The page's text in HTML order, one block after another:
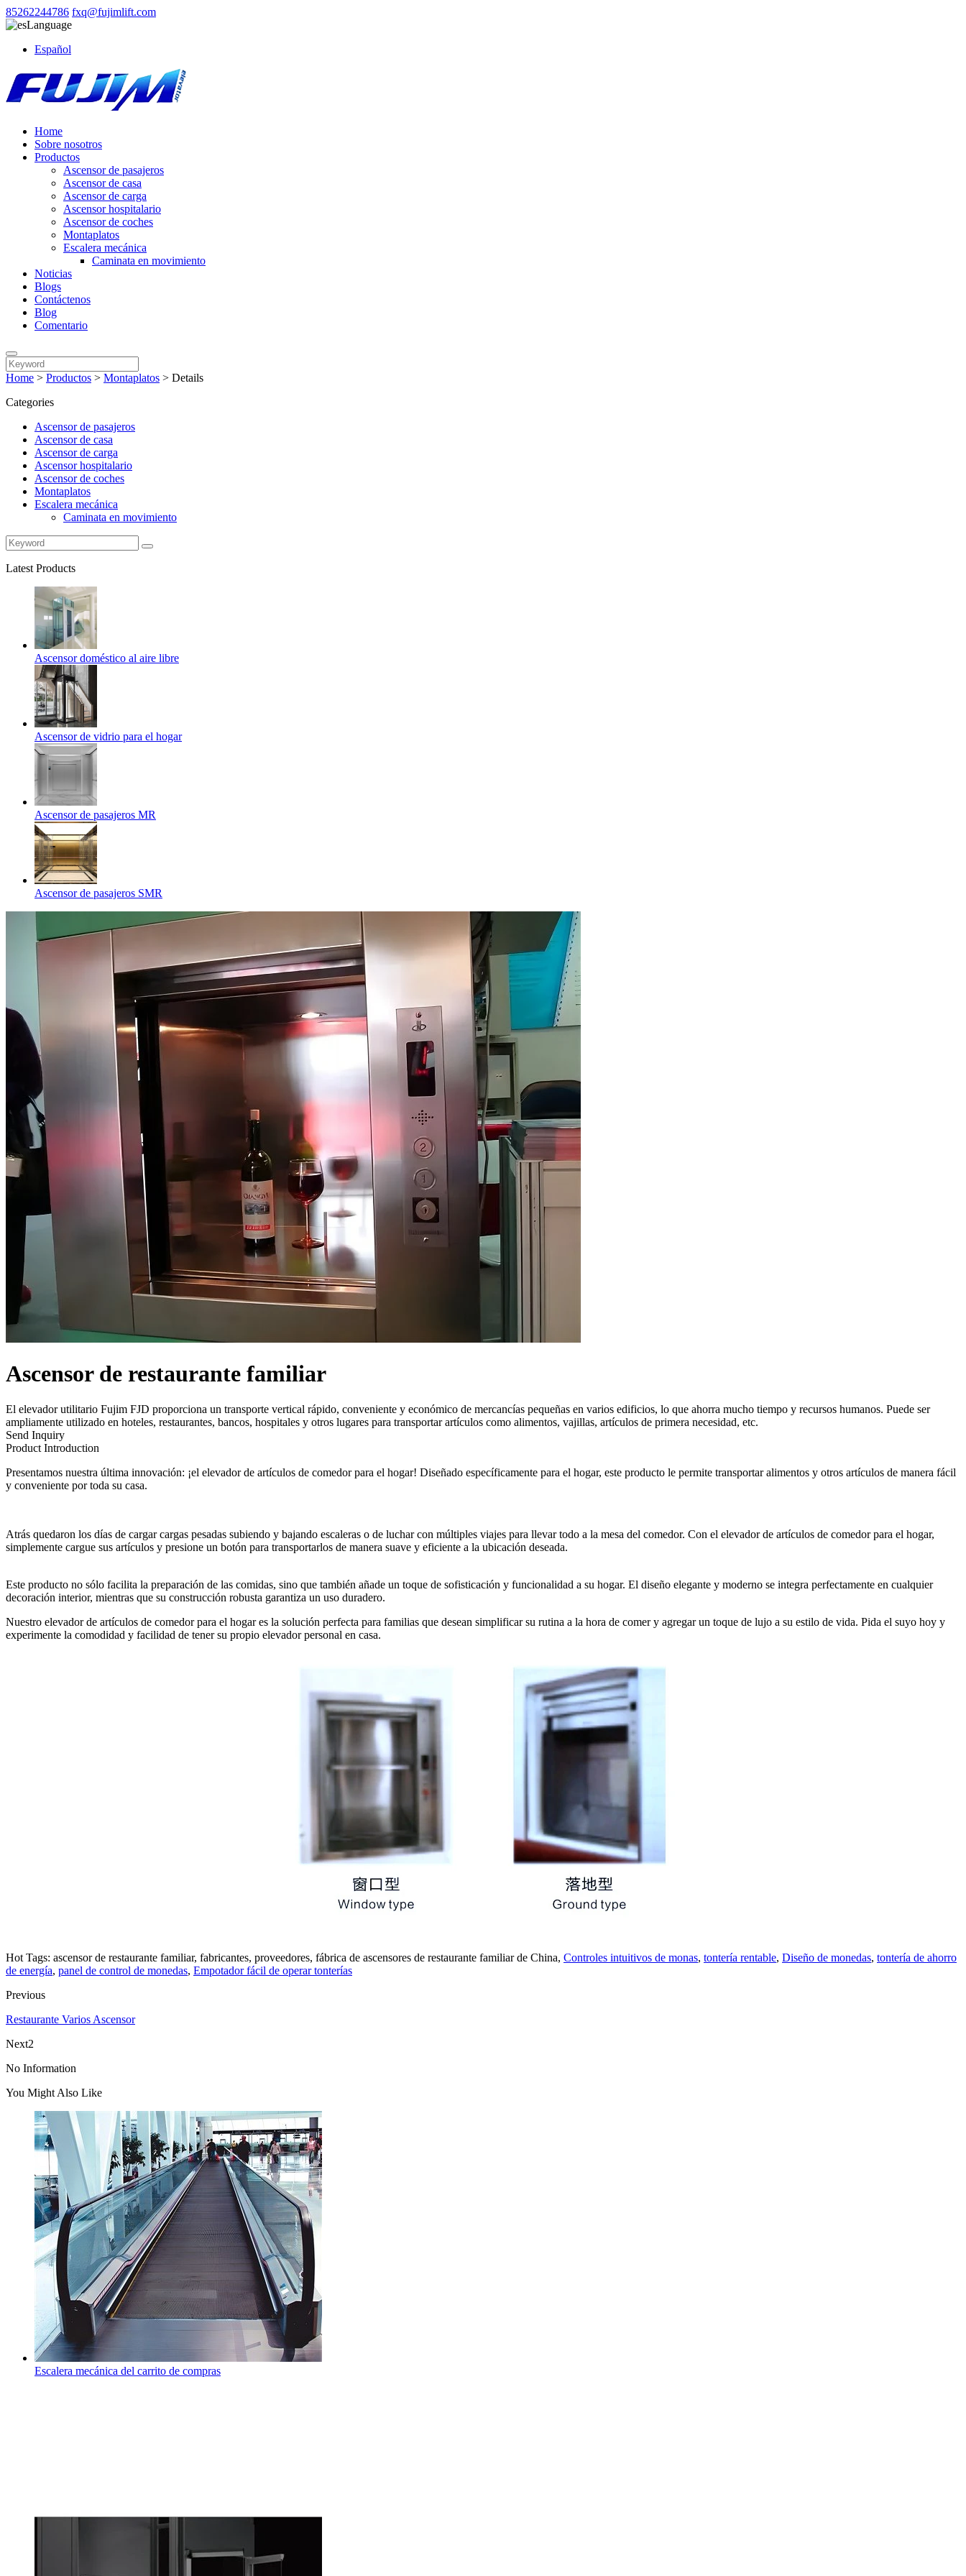
85262244786 fxq@fujimlift.com
Language
Español
Home
Sobre nosotros
Productos
Ascensor de pasajeros
Ascensor de casa
Ascensor de carga
Ascensor hospitalario
Ascensor de coches
Montaplatos
Escalera mecánica
Caminata en movimiento
Noticias
Blogs
Contáctenos
Blog
Comentario
Home > Productos > Montaplatos > Details
Categories
Ascensor de pasajeros
Ascensor de casa
Ascensor de carga
Ascensor hospitalario
Ascensor de coches
Montaplatos
Escalera mecánica
Caminata en movimiento
Latest Products
Ascensor doméstico al aire libre
Ascensor de vidrio para el hogar
Ascensor de pasajeros MR
Ascensor de pasajeros SMR
Ascensor de restaurante familiar
El elevador utilitario Fujim FJD proporciona un transporte vertical rápido, conveniente y económico de mercancías pequeñas en varios edificios, lo que ahorra mucho tiempo y recursos humanos. Puede ser
ampliamente utilizado en hoteles, restaurantes, bancos, hospitales y otros lugares para transportar artículos como alimentos, vajillas, artículos de primera necesidad, etc.
Send Inquiry
Product Introduction
Presentamos nuestra última innovación: ¡el elevador de artículos de comedor para el hogar! Diseñado específicamente para el hogar, este producto le permite transportar alimentos y otros artículos de manera fácil
y conveniente por toda su casa.
Atrás quedaron los días de cargar cargas pesadas subiendo y bajando escaleras o de luchar con múltiples viajes para llevar todo a la mesa del comedor. Con el elevador de artículos de comedor para el hogar,
simplemente cargue sus artículos y presione un botón para transportarlos de manera suave y eficiente a la ubicación deseada.
Este producto no sólo facilita la preparación de las comidas, sino que también añade un toque de sofisticación y funcionalidad a su hogar. El diseño elegante y moderno se integra perfectamente en cualquier
decoración interior, mientras que su construcción robusta garantiza un uso duradero.
Nuestro elevador de artículos de comedor para el hogar es la solución perfecta para familias que desean simplificar su rutina a la hora de comer y agregar un toque de lujo a su estilo de vida. Pida el suyo hoy y
experimente la comodidad y facilidad de tener su propio elevador personal en casa.
Hot Tags: ascensor de restaurante familiar, fabricantes, proveedores, fábrica de ascensores de restaurante familiar de China, Controles intuitivos de monas, tontería rentable, Diseño de monedas, tontería de ahorro
de energía, panel de control de monedas, Empotador fácil de operar tonterías
Previous
Restaurante Varios Ascensor
Next2
No Information
You Might Also Like
Escalera mecánica del carrito de compras